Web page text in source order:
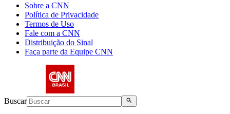
Sobre a CNN
Política de Privacidade
Termos de Uso
Fale com a CNN
Distribuição do Sinal
Faça parte da Equipe CNN
Buscar